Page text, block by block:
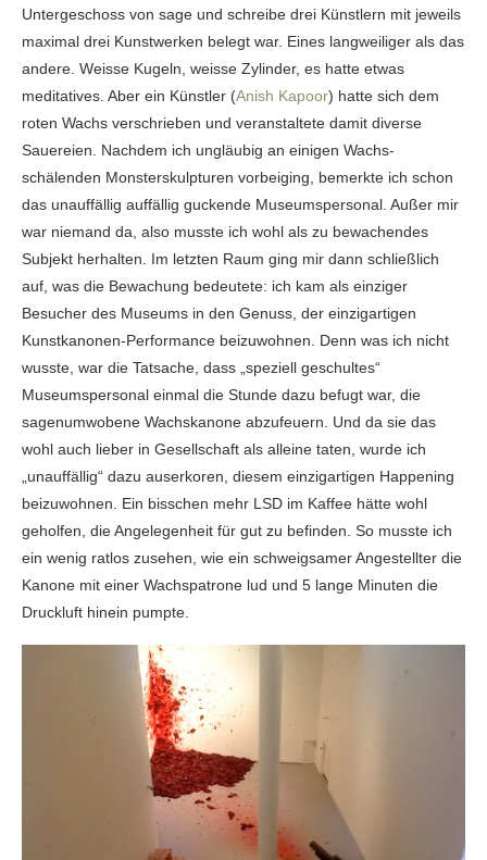
Untergeschoss von sage und schreibe drei Künstlern mit jeweils
maximal drei Kunstwerken belegt war. Eines langweiliger als das
andere. Weisse Kugeln, weisse Zylinder, es hatte etwas
meditatives. Aber ein Künstler (Anish Kapoor) hatte sich dem
roten Wachs verschrieben und veranstaltete damit diverse
Sauereien. Nachdem ich ungläubig an einigen Wachs-
schälenden Monsterskulpturen vorbeiging, bemerkte ich schon
das unauffällig auffällig guckende Museumspersonal. Außer mir
war niemand da, also musste ich wohl als zu bewachendes
Subjekt herhalten. Im letzten Raum ging mir dann schließlich
auf, was die Bewachung bedeutete: ich kam als einziger
Besucher des Museums in den Genuss, der einzigartigen
Kunstkanonen-Performance beizuwohnen. Denn was ich nicht
wusste, war die Tatsache, dass „speziell geschultes“
Museumspersonal einmal die Stunde dazu befugt war, die
sagenumwobene Wachskanone abzufeuern. Und da sie das
wohl auch lieber in Gesellschaft als alleine taten, wurde ich
„unauffällig“ dazu auserkoren, diesem einzigartigen Happening
beizuwohnen. Ein bisschen mehr LSD im Kaffee hätte wohl
geholfen, die Angelegenheit für gut zu befinden. So musste ich
ein wenig ratlos zusehen, wie ein schweigsamer Angestellter die
Kanone mit einer Wachspatrone lud und 5 lange Minuten die
Druckluft hinein pumpte.